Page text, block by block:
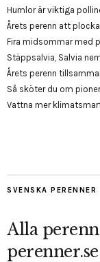
Humlor är viktiga
Årets perenn att
Fira midsommar med
Stäppsalvia, Salvia
Årets perenn
Så sköter du om
Vattna mer
SVENSKA PERENNER
Alla